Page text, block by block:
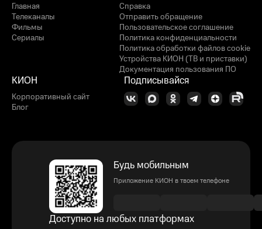
Главная
Телеканалы
Фильмы
Сериалы
Справка
Отправить обращение
Пользовательское соглашение
Политика конфиденциальности
Политика обработки файлов cookie
Устройства КИОН (ТВ и приставки)
Документация пользования ПО
КИОН
Корпоративный сайт
Блог
Подписывайся
Будь мобильным
Приложение КИОН в твоем телефоне
Доступно на любых платформах